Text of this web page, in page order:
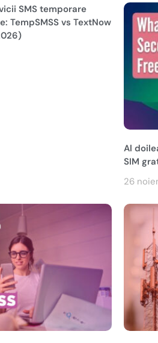
SMS temporare
TempSMSS vs TextNow
Al
SIM
26